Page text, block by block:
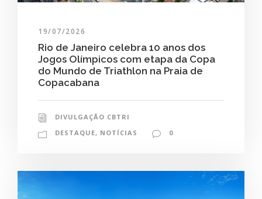
19/07/2026
Rio de Janeiro celebra 10 anos dos
Jogos Olímpicos com etapa da Copa
do Mundo de Triathlon na Praia de
Copacabana
DIVULGAÇÃO CBTRI
DESTAQUE, NOTÍCIAS 0